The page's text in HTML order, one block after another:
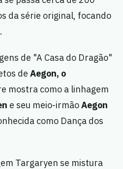
da série original, focando
de "A Casa do Dragão"
de Aegon, o
mostra como a linhagem
e seu meio-irmãoAegon
como Dança dos
Targaryen se mistura